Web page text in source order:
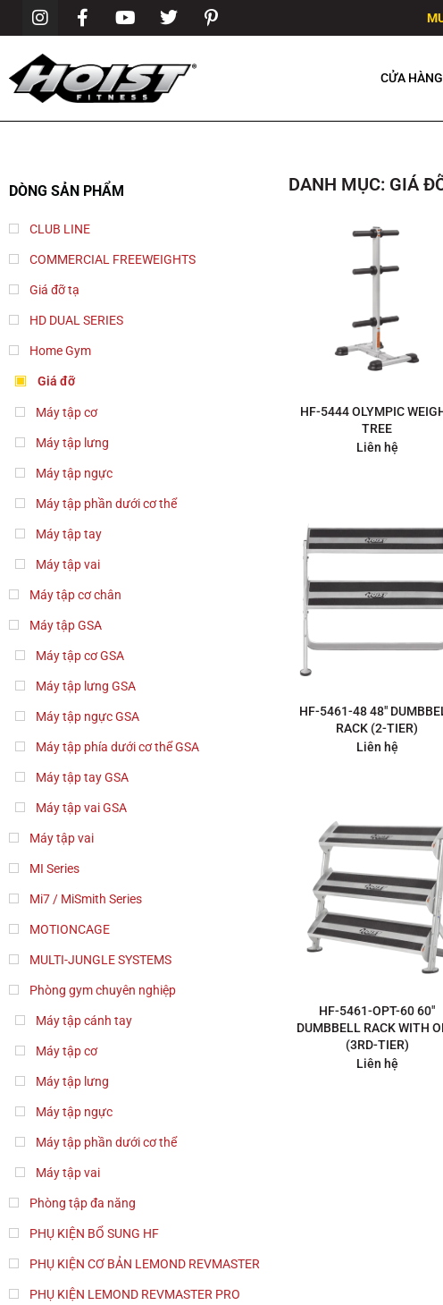
CỬA HÀNG
DÒNG SẢN PHẨM
CLUB LINE
COMMERCIAL FREEWEIGHTS
Giá đỡ tạ
HD DUAL SERIES
Home Gym
Giá đỡ
Máy tập cơ
Máy tập lưng
Máy tập ngực
Máy tập phần dưới cơ thể
Máy tập tay
Máy tập vai
Máy tập cơ chân
Máy tập GSA
Máy tập cơ GSA
Máy tập lưng GSA
Máy tập ngực GSA
Máy tập phía dưới cơ thể GSA
Máy tập tay GSA
Máy tập vai GSA
Máy tập vai
MI Series
Mi7 / MiSmith Series
MOTIONCAGE
MULTI-JUNGLE SYSTEMS
Phòng gym chuyên nghiệp
Máy tập cánh tay
Máy tập cơ
Máy tập lưng
Máy tập ngực
Máy tập phần dưới cơ thể
Máy tập vai
Phòng tập đa năng
PHỤ KIỆN BỔ SUNG HF
PHỤ KIỆN CƠ BẢN LEMOND REVMASTER
PHỤ KIỆN LEMOND REVMASTER PRO
DANH MỤC: GIÁ
HF-5444 OLYMPIC
TREE
Liên hệ
HF-5461-48 48″
RACK (2-TIER)
Liên hệ
HF-5461-OPT-60 60″
DUMBBELL RACK WITH
(3RD-TIER)
Liên hệ